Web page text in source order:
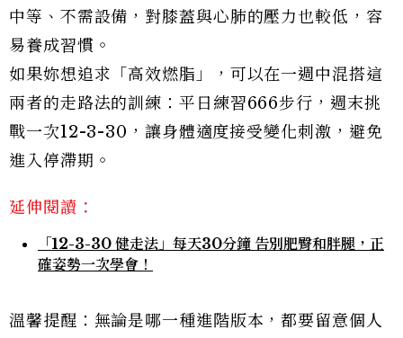
中等、不需設備，對膝蓋與心肺的壓力也較低，容
易養成習慣。
如果妳想追求「高效燃脂」，可以在一週中混搭這
兩者的走路法的訓練：平日練習666步行，週末挑
戰一次12-3-30，讓身體適度接受變化刺激，避免
進入停滯期。
延伸閱讀：
「12-3-30 健走法」每天30分鐘 告別肥臀和胖腿，正
確姿勢一次學會！
溫馨提醒：無論是哪一種進階版本，都要留意個人